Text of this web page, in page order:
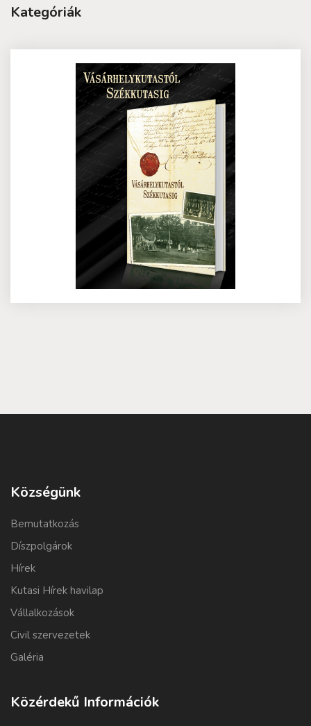
Kategóriák
Községünk
Bemutatkozás
Díszpolgárok
Hírek
Kutasi Hírek havilap
Vállalkozások
Civil szervezetek
Galéria
Közérdekű Információk